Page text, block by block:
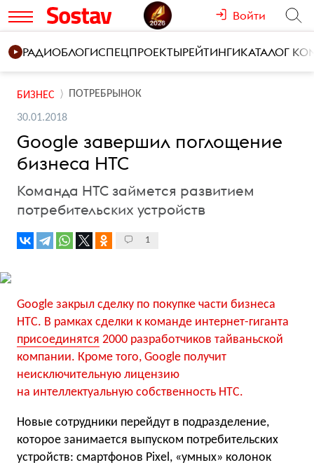
Войти
РАДИОБЛОГИСПЕЦПРОЕКТЫРЕЙТИНГИКАТАЛОГ
БИЗНЕС ПОТРЕБРЫНОК
30.01.2018
Google завершил поглощение
бизнеса HTC
Команда HTC займется развитием
потребительских устройств
1
Google закрыл сделку по покупке части бизнеса
HTC. В рамках сделки к команде интернет-гиганта
присоединятся 2000 разработчиков тайваньской
компании. Кроме того, Google получит
неисключительную лицензию
на интеллектуальную собственность HTC.
Новые сотрудники перейдут в подразделение,
которое занимается выпуском потребительских
устройств: смартфонов Pixel, «умных» колонок